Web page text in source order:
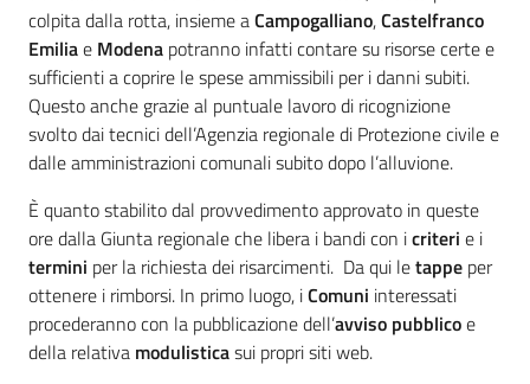
colpita dalla rotta, insieme aCampogalliano,Castelfranco
Emiliae Modena potranno infatti contare su risorse certe e
sufficienti a coprire le spese ammissibili per i danni subiti.
Questo anche grazie al puntuale lavoro di ricognizione
svolto dai tecnici dell’Agenzia regionale di Protezione civile e
dalle amministrazioni comunali subito dopo l’alluvione.
È quanto stabilito dal provvedimento approvato in queste
ore dalla Giunta regionale che libera i bandi con icriteri e i
termini per la richiesta dei risarcimenti. Da qui letappe per
ottenere i rimborsi. In primo luogo, iComuni interessati
procederanno con la pubblicazione dell’avviso pubblicoe
della relativa modulisticasui propri siti web.